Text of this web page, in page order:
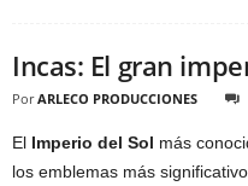
Incas: El gran
Por ARLECO PRODUCCIONES
El Imperio del Sol más
los emblemas más